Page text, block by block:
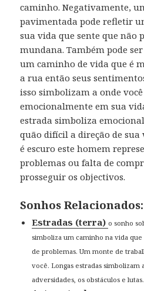
caminho. Negativamente,
pavimentada pode refletir
sua vida que sente que não
mundana. Também pode
um caminho de vida que é
a rua então seus
isso simbolizam a onde
emocionalmente em sua
estrada simboliza
quão difícil a direção de sua
é escuro este homem
problemas ou falta de
prosseguir os objectivos.
Sonhos Relacionados:
Estradas (terra) o sonho
simboliza um caminho na vida
de problemas. Um monte de
você. Longas estradas simbolizam
adversidades, os obstáculos e